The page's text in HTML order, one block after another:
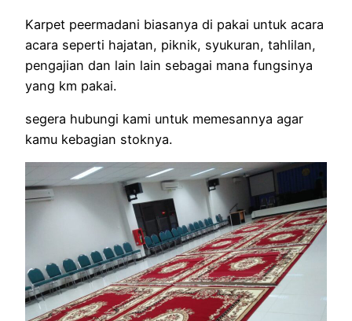
Karpet peermadani biasanya di pakai untuk acara
acara seperti hajatan, piknik, syukuran, tahlilan,
pengajian dan lain lain sebagai mana fungsinya
yang km pakai.
segera hubungi kami untuk memesannya agar
kamu kebagian stoknya.